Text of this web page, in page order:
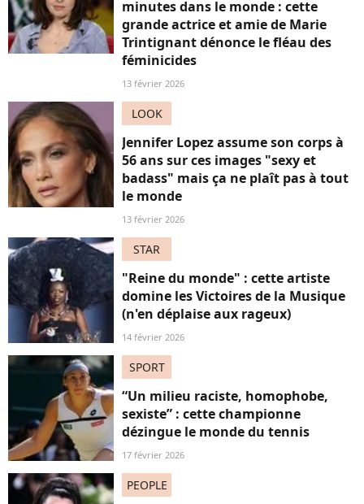
minutes dans le monde : cette
grande actrice et amie de Marie
Trintignant dénonce le fléau des
féminicides
13 février 2026
LOOK
Jennifer Lopez assume son corps à
56 ans sur ces images "sexy et
badass" mais ça ne plaît pas à tout
le monde
13 février 2026
STAR
"Reine du monde" : cette artiste
domine les Victoires de la Musique
(n'en déplaise aux rageux)
14 février 2026
SPORT
“Un milieu raciste, homophobe,
sexiste” : cette championne
dézingue le monde du tennis
17 février 2026
PEOPLE